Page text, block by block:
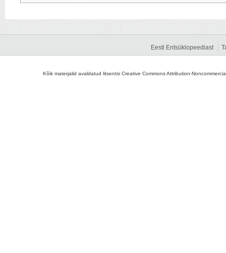
Eesti Entsüklopeediast
Kõik materjalid avaldatud litsentsi Creative Commons Attribution-